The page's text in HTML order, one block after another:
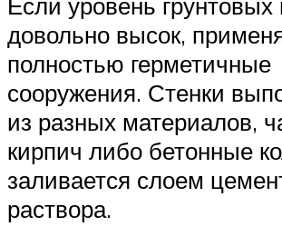
Если уровень грунтовых
довольно высок,
полностью герметичные
сооружения. Стенки
из разных материалов,
кирпич либо бетонные
заливается слоем
раствора.